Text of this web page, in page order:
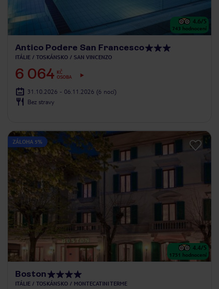
4.6/5
743 hodnocení
Antico Podere San Francesco
ITÁLIE TOSKÁNSKO SAN VINCENZO
6 064 KČ
OSOBA
31.10.2026 - 06.11.2026 (6 nocí)
Bez stravy
ZÁLOHA 5%
4.4/5
1751 hodnocení
Boston
ITÁLIE TOSKÁNSKO MONTECATINI TERME